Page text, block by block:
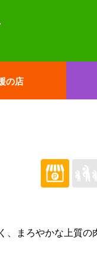
の店
、まろやかな上質の